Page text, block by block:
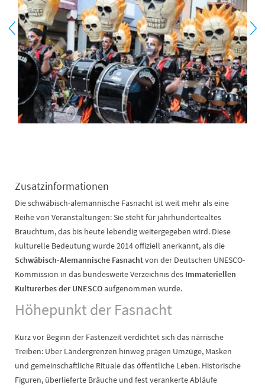
Zusatzinformationen
Die schwäbisch-alemannische Fasnacht ist weit mehr als eine
Reihe von Veranstaltungen: Sie steht für jahrhundertealtes
Brauchtum, das bis heute lebendig weitergegeben wird. Diese
kulturelle Bedeutung wurde 2014 offiziell anerkannt, als die
Schwäbisch-Alemannische Fasnachtvon der Deutschen UNESCO-
Kommission in das bundesweite Verzeichnis des Immateriellen
Kulturerbes der UNESCOaufgenommen wurde.
Höhepunkt der Fasnacht
Kurz vor Beginn der Fastenzeit verdichtet sich das närrische
Treiben: Über Ländergrenzen hinweg prägen Umzüge, Masken
und gemeinschaftliche Rituale das öffentliche Leben. Historische
Figuren, überlieferte Bräuche und fest verankerte Abläufe